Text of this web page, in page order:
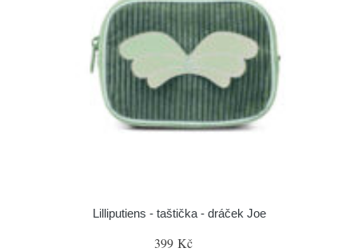
Lilliputiens - taštička - dráček Joe
399 Kč